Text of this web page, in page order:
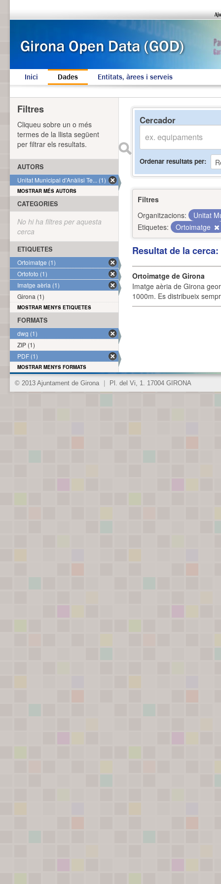
Inici Dades Entitats, àrees i serveis
Cercador
Ordenar resultats per
Filtres
Organitzacions:
Unitat
Etiquetes:
Ortoimatge
Resultat de la
Ortoimatge de Girona
Imatge aèria de Girona
1000m. Es distribueix
Filtres
Cliqueu sobre un o més
termes de la llista següent
per filtrar els resultats.
AUTORS
Unitat Municipal d'Anàlisi Te... (1)
MOSTRAR MÉS AUTORS
CATEGORIES
No hi ha filtres per aquesta
cerca
ETIQUETES
Ortoimatge (1)
Ortofoto (1)
Imatge aèria (1)
Girona (1)
MOSTRAR MENYS ETIQUETES
FORMATS
dwg (1)
ZIP (1)
PDF (1)
MOSTRAR MENYS FORMATS
© 2013 Ajuntament de Girona Pl. del Vi, 1. 17004 GIRONA